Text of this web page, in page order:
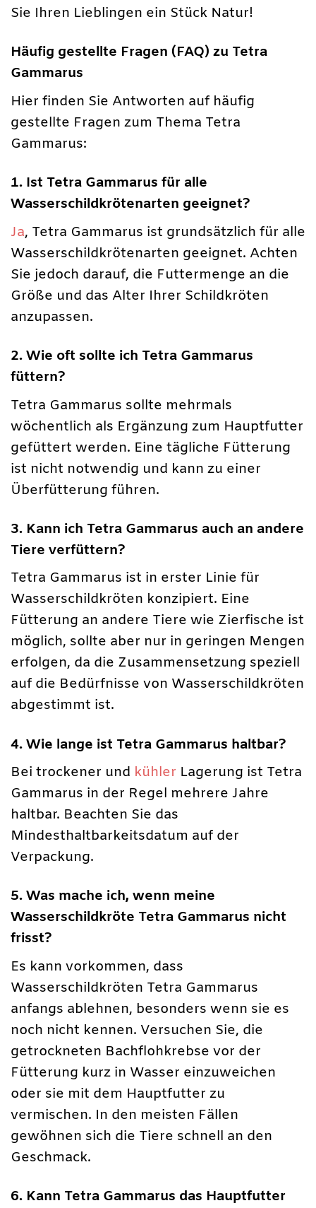
Sie Ihren Lieblingen ein Stück Natur!
Häufig gestellte Fragen (FAQ) zu Tetra
Gammarus
Hier finden Sie Antworten auf häufig
gestellte Fragen zum Thema Tetra
Gammarus:
1. Ist Tetra Gammarus für alle
Wasserschildkrötenarten geeignet?
Ja, Tetra Gammarus ist grundsätzlich für alle
Wasserschildkrötenarten geeignet. Achten
Sie jedoch darauf, die Futtermenge an die
Größe und das Alter Ihrer Schildkröten
anzupassen.
2. Wie oft sollte ich Tetra Gammarus
füttern?
Tetra Gammarus sollte mehrmals
wöchentlich als Ergänzung zum Hauptfutter
gefüttert werden. Eine tägliche Fütterung
ist nicht notwendig und kann zu einer
Überfütterung führen.
3. Kann ich Tetra Gammarus auch an andere
Tiere verfüttern?
Tetra Gammarus ist in erster Linie für
Wasserschildkröten konzipiert. Eine
Fütterung an andere Tiere wie Zierfische ist
möglich, sollte aber nur in geringen Mengen
erfolgen, da die Zusammensetzung speziell
auf die Bedürfnisse von Wasserschildkröten
abgestimmt ist.
4. Wie lange ist Tetra Gammarus haltbar?
Bei trockener und kühler Lagerung ist Tetra
Gammarus in der Regel mehrere Jahre
haltbar. Beachten Sie das
Mindesthaltbarkeitsdatum auf der
Verpackung.
5. Was mache ich, wenn meine
Wasserschildkröte Tetra Gammarus nicht
frisst?
Es kann vorkommen, dass
Wasserschildkröten Tetra Gammarus
anfangs ablehnen, besonders wenn sie es
noch nicht kennen. Versuchen Sie, die
getrockneten Bachflohkrebse vor der
Fütterung kurz in Wasser einzuweichen
oder sie mit dem Hauptfutter zu
vermischen. In den meisten Fällen
gewöhnen sich die Tiere schnell an den
Geschmack.
6. Kann Tetra Gammarus das Hauptfutter